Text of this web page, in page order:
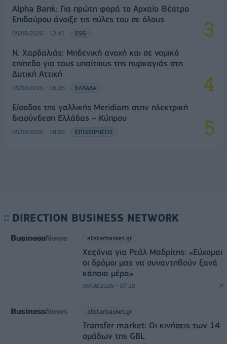
Alpha Bank: Για πρώτη φορά το Αρχαίο Θέατρο
Επιδαύρου άνοιξε τις πύλες του σε όλους
05/08/2026 - 12:41 ESG
Ν. Χαρδαλιάς: Μηδενική ανοχή και σε νομικό
επίπεδο για τους υπαίτιους της πυρκαγιάς στη
Δυτική Αττική
05/08/2026 - 16:26 ΕΛΛΑΔΑ
Είσοδος της γαλλικής Meridiam στην ηλεκτρική
διασύνδεση Ελλάδας – Κύπρου
05/08/2026 - 18:06 ΕΠΙΧΕΙΡΗΣΕΙΣ
DIRECTION BUSINESS NETWORK
allstarbasket.gr
Χεζόνια για Ρεάλ Μαδρίτης: «Εύχομαι
οι δρόμοι μας να συναντηθούν ξανά
κάποια μέρα»
06/08/2026 - 07:20
allstarbasket.gr
Transfer market: Οι κινήσεις των 14
ομάδων της GBL